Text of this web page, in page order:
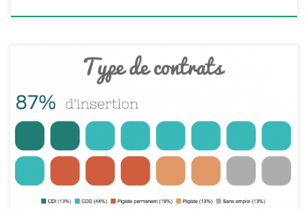
La promotion 2013-2015, composée de 18 anciens étudiants,
les types de rédaction dans lesquels elle s’est insérée.